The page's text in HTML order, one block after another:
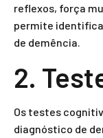
reflexos, força
permite
de demência.
2.
Os testes
diagnóstico de